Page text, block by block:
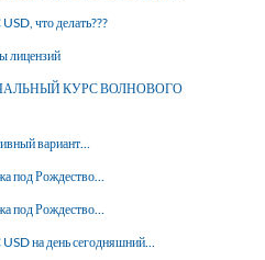
USD, что делать???
лицензий
КУРС ВОЛНОВОГО
вариант…
под Рождество…
под Рождество…
USD на день сегодняшний…